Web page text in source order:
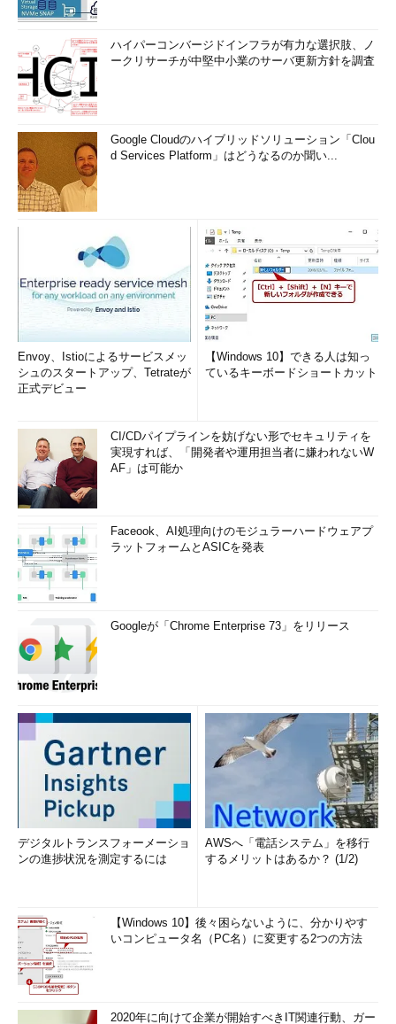
ハイパーコンバージドインフラが有力な選択肢、ノ
ークリサーチが中堅中小業のサーバ更新方針を調査
Google Cloudのハイブリッドソリューション「Clou
d Services Platform」はどうなるのか聞い...
Envoy、Istioによるサービスメッ
シュのスタートアップ、Tetrateが
正式デビュー
【Windows 10】できる人は知っ
ているキーボードショートカット
CI/CDパイプラインを妨げない形でセキュリティを
実現すれば、「開発者や運用担当者に嫌われないW
AF」は可能か
Faceook、AI処理向けのモジュラーハードウェアプ
ラットフォームとASICを発表
Googleが「Chrome Enterprise 73」をリリース
デジタルトランスフォーメーショ
ンの進捗状況を測定するには
AWSへ「電話システム」を移行
するメリットはあるか？ (1/2)
【Windows 10】後々困らないように、分かりやす
いコンピュータ名（PC名）に変更する2つの方法
2020年に向けて企業が開始すべきIT関連行動、ガー